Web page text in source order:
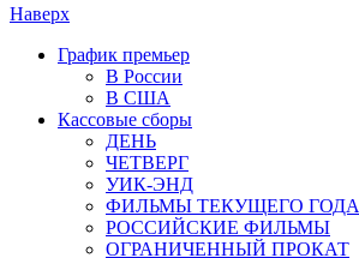
Наверх
График премьер
В России
В США
Кассовые сборы
ДЕНЬ
ЧЕТВЕРГ
УИК-ЭНД
ФИЛЬМЫ ТЕКУЩЕГО ГОДА
РОССИЙСКИЕ ФИЛЬМЫ
ОГРАНИЧЕННЫЙ ПРОКАТ